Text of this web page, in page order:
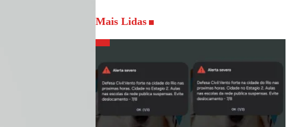
Mais Lidas